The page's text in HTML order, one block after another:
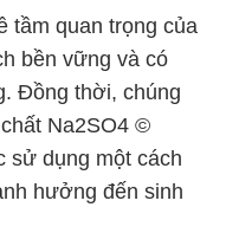
tầm quan trọng của
bền vững và có
Đồng thời, chúng
Na2SO4 ©
sử dụng một cách
hưởng đến sinh